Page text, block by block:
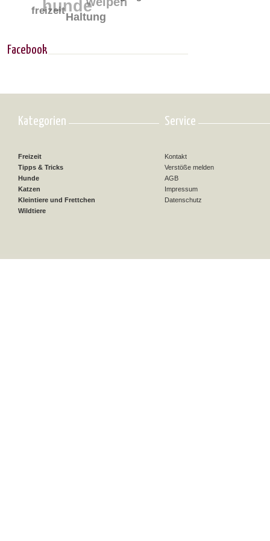
freizeit
Haltung
hunde
Facebook
Kategorien
Freizeit
Tipps & Tricks
Hunde
Katzen
Kleintiere und Frettchen
Wildtiere
Service
Kontakt
Verstöße melden
AGB
Impressum
Datenschutz